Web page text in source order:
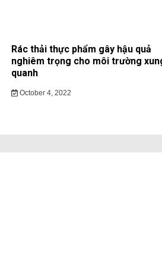
Rác thải thực phẩm gây hậu quả
nghiêm trọng cho môi trường
quanh
October 4, 2022